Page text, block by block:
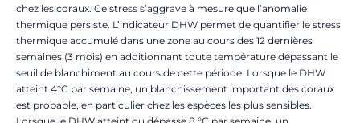
chez les coraux. Ce stress s’aggrave à mesure que l’anomalie
thermique persiste. L’indicateur DHW permet de quantifier le stress
thermique accumulé dans une zone au cours des 12 dernières
semaines (3 mois) en additionnant toute température dépassant le
seuil de blanchiment au cours de cette période. Lorsque le DHW
atteint 4°C par semaine, un blanchissement important des coraux
est probable, en particulier chez les espèces les plus sensibles.